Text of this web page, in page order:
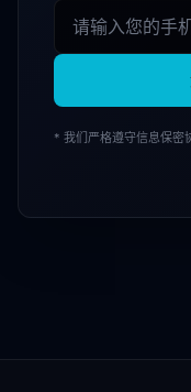
* 我们严格遵守信息保密